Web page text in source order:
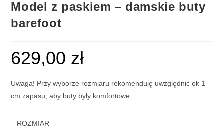
Model z paskiem – damskie buty
barefoot
629,00 zł
Uwaga! Przy wyborze rozmiaru rekomenduję uwzględnić ok 1
cm zapasu, aby buty były komfortowe.
ROZMIAR